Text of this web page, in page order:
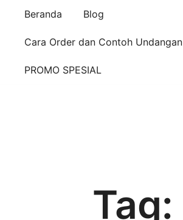
Beranda Blog
Cara Order dan Contoh Undangan
PROMO SPESIAL
Tag: